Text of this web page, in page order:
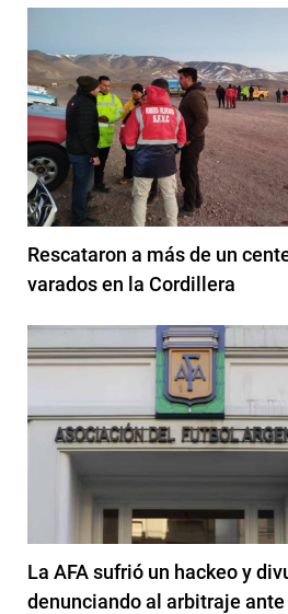
Rescataron a más de un
varados en la Cordillera
La AFA sufrió un hackeo y
denunciando al arbitraje